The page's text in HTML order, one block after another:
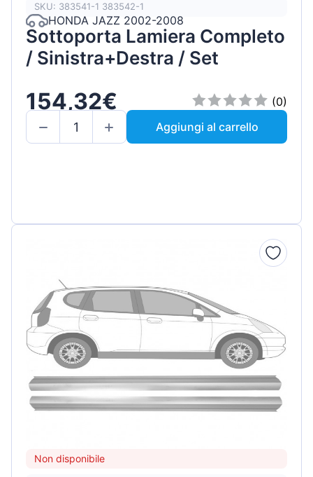
SKU: 383541-1 383542-1
HONDA JAZZ 2002-2008
Sottoporta Lamiera Completo
/ Sinistra+Destra / Set
154,32€
(0)
Aggiungi al carrello
Non disponibile